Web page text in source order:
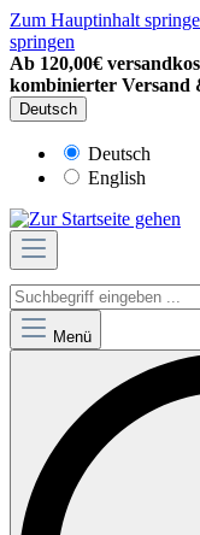
Zum Hauptinhalt
springen
Ab 120,00€
kombinierter Versand
Deutsch
Deutsch
English
Menü